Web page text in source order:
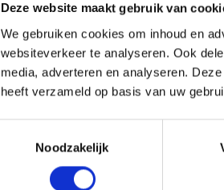
Deze website maakt gebruik van
We gebruiken cookies om inhoud en
websiteverkeer te analyseren. Ook
media, adverteren en analyseren.
heeft verzameld op basis van uw
Noodzakelijk